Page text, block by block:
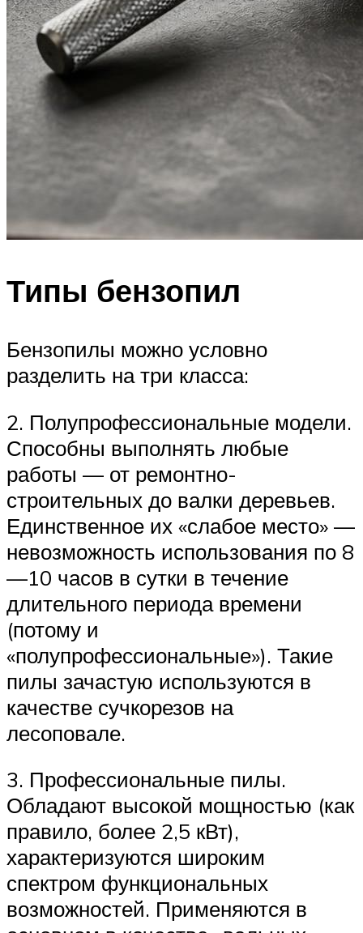
Типы бензопил
Бензопилы можно условно
разделить на три класса:
2. Полупрофессиональные модели.
Способны выполнять любые
работы — от ремонтно-
строительных до валки деревьев.
Единственное их «слабое место» —
невозможность использования по 8
—10 часов в сутки в течение
длительного периода времени
(потому и
«полупрофессиональные»). Такие
пилы зачастую используются в
качестве сучкорезов на
лесоповале.
3. Профессиональные пилы.
Обладают высокой мощностью (как
правило, более 2,5 кВт),
характеризуются широким
спектром функциональных
возможностей. Применяются в